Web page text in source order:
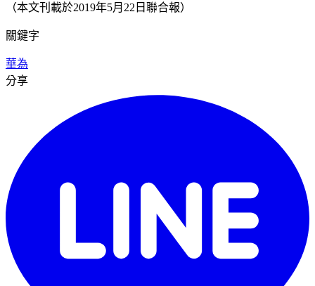
（本文刊載於2019年5月22日聯合報）
關鍵字
華為
分享